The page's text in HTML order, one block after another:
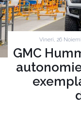
Vineri, 26
GMC